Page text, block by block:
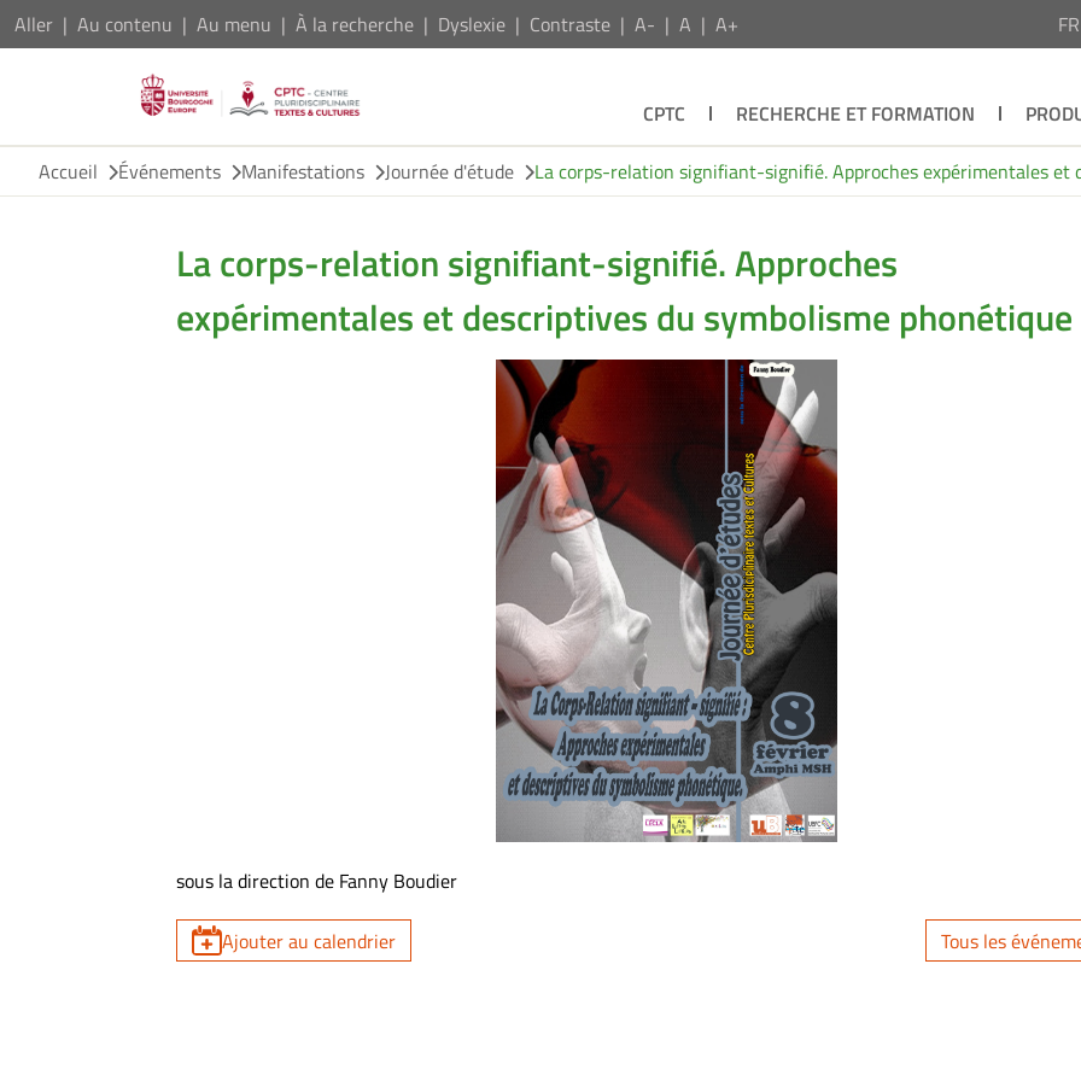
Aller Au contenu Au menu À la recherche Dyslexie Contraste A- A A+
CPTC RECHERCHE ET FORMATION
Accueil
Événements Manifestations Journée d'étude La corps-relation signifiant-signifié. Approches expérimentales et
La corps-relation signifiant-signifié. Approches
expérimentales et descriptives du symbolisme phonétique
sous la direction de Fanny Boudier
Ajouter au calendrier Tous les